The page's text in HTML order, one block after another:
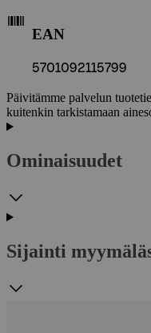
EAN
5701092115799
Päivitämme palvelun
kuitenkin tarkistamaan
Ominaisuudet
Sijainti